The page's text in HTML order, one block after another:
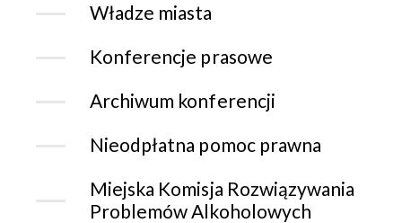
Władze miasta
Konferencje prasowe
Archiwum konferencji
Nieodpłatna pomoc prawna
Miejska Komisja Rozwiązywania
Problemów Alkoholowych